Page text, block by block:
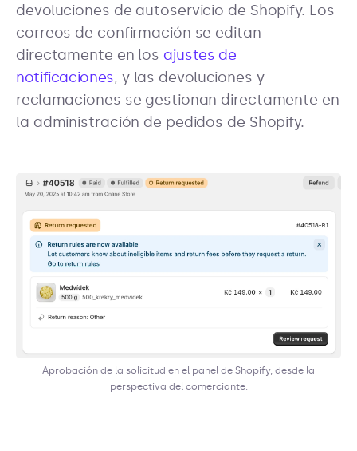
devoluciones de autoservicio de Shopify. Los
correos de confirmación se editan
directamente en los ajustes de
notificaciones, y las devoluciones y
reclamaciones se gestionan directamente en
la administración de pedidos de Shopify.
Aprobación de la solicitud en el panel de Shopify, desde la
perspectiva del comerciante.